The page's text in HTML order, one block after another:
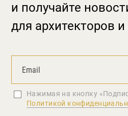
и получайте
для архитекторов
Нажимая на кнопку
Политикой